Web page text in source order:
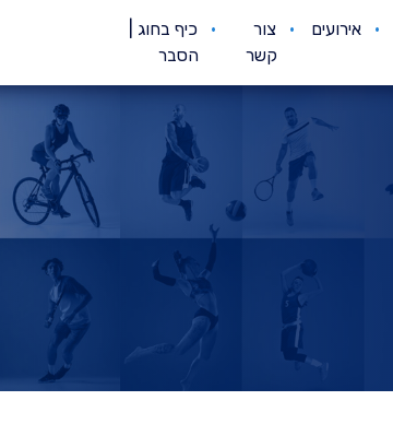
אירועים
צור
קשר
כיף בחוג |
הסבר